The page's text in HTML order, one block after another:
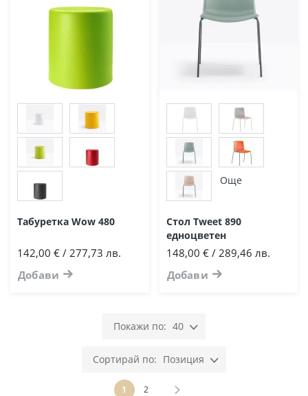
Табуретка Wow 480
142,00 € / 277,73 лв.
Добави
Още
Стол Tweet 890
едноцветен
148,00 € / 289,46 лв.
Добави
40
Позиция
Страница
В момента четете страница
1 Страница
2